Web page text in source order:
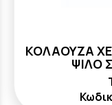
ΚΟΛΑΟΥΖΑ
ΨΙΛΟ